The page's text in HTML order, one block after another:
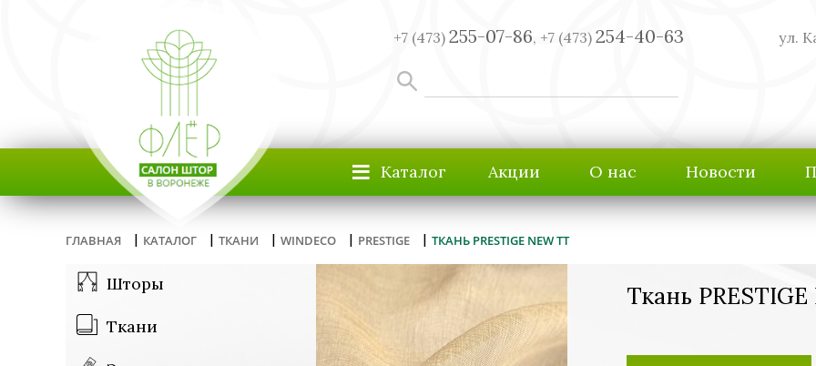
+7 (473) 255-07-86, +7 (473) 254-40-63 ул.
≡ Каталог Акции О нас Новости
ГЛАВНАЯ | КАТАЛОГ | ТКАНИ | WINDECO | PRESTIGE | ТКАНЬ PRESTIGE NEW TT
Шторы
Ткани
Ткань